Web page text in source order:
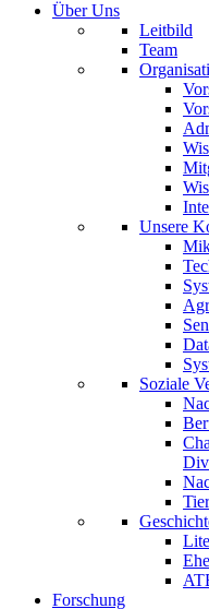
Über Uns
Leitbild
Team
Unsere
Soziale
Forschung